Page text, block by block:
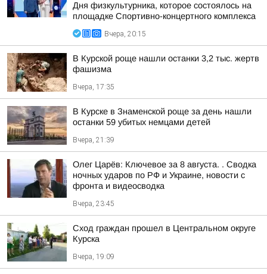
Дня физкультурника, которое состоялось на
площадке Спортивно-концертного комплекса
Вчера, 20:15
В Курской роще нашли останки 3,2 тыс. жертв
фашизма
Вчера, 17:35
В Курске в Знаменской роще за день нашли
останки 59 убитых немцами детей
Вчера, 21:39
Олег Царёв: Ключевое за 8 августа. . Сводка
ночных ударов по РФ и Украине, новости с
фронта и видеосводка
Вчера, 23:45
Сход граждан прошел в Центральном округе
Курска
Вчера, 19:09